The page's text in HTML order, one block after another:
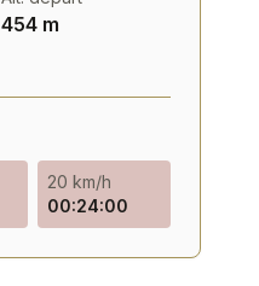
454 m
20 km/h
00:24:00